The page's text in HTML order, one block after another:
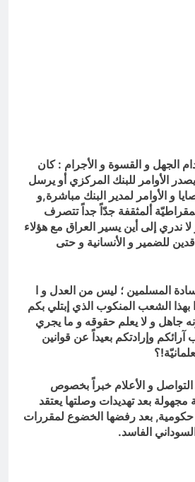
الجهل و القسوة و الأجرام : كان
الأوامر للبنك المركزي أو يرسل
و الأوامر لمدير البنك مباشرة,و
ألمثقفة جدّاً جداً تتصرف
ندري إلى أين يسير العراق مع هؤلاء
للضمير و الأنسانية و حتى
المسلمين ؛ ليس من العدل و ا
بهذا الشعب المنكوب الذي إبتلي بكم
جاهل و لا يعلم حقوقه و ما يجري
وإرادتكم بعيداً عن قوانين
و الأعلام خبراً بخصوص
بعد تهديدات وصلتها يعتقد
بعد رفضها الخضوع لمقررات
الفاسد.